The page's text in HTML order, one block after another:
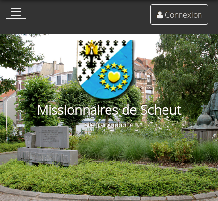
Missionnaires de Scheut
site francophone
Connexion